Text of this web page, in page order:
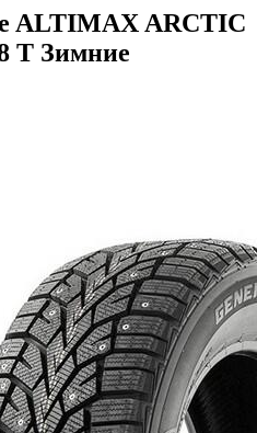
ALTIMAX ARCTIC
T Зимние